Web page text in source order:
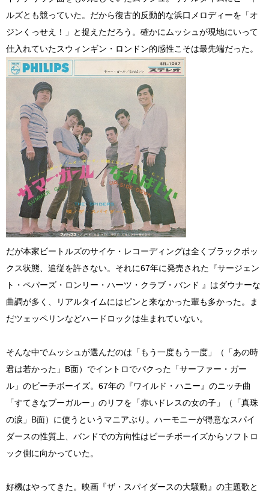
ルズとも競っていた。だから復古的反動的な浜口メロディーを「オ
ジンくっせえ！」と捉えただろう。確かにムッシュが現地にいって
仕入れていたスウィンギン・ロンドン的感性こそは最先端だった。
だが本家ビートルズのサイケ・レコーディングは全くブラックボッ
クス状態、追従を許さない。それに67年に発売された『サージェン
ト・ペパーズ・ロンリー・ハーツ・クラブ・バンド 』はダウナーな
曲調が多く、リアルタイムにはピンと来なかった輩も多かった。ま
だツェッペリンなどハードロックは生まれていない。
そんな中でムッシュが選んだのは「もう一度もう一度」（「あの時
君は若かった」B面）でイントロでパクった「サーファー・ガー
ル」のビーチボーイズ。67年の『ワイルド・ハニー』のニッチ曲
「すてきなブーガルー」のリフを「赤いドレスの女の子」（「真珠
の涙」B面）に使うというマニアぶり。ハーモニーが得意なスパイ
ダースの性質上、バンドでの方向性はビーチボーイズからソフトロ
ック側に向かっていた。
好機はやってきた。映画『ザ・スパイダースの大騒動』の主題歌と